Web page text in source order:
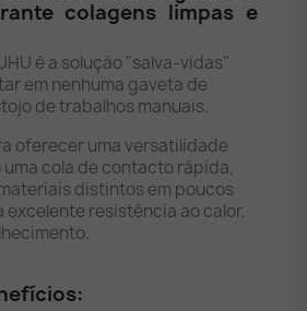
colagens limpas e
é a solução "salva-vidas"
em nenhuma gaveta de
de trabalhos manuais.
oferecer uma versatilidade
cola de contacto rápida,
distintos em poucos
excelente resistência ao calor,